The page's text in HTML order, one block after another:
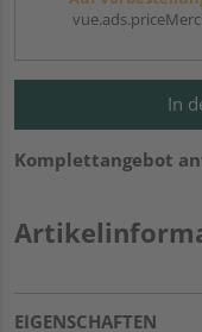
In
Komplettangebot
EIGENSCHAFTEN